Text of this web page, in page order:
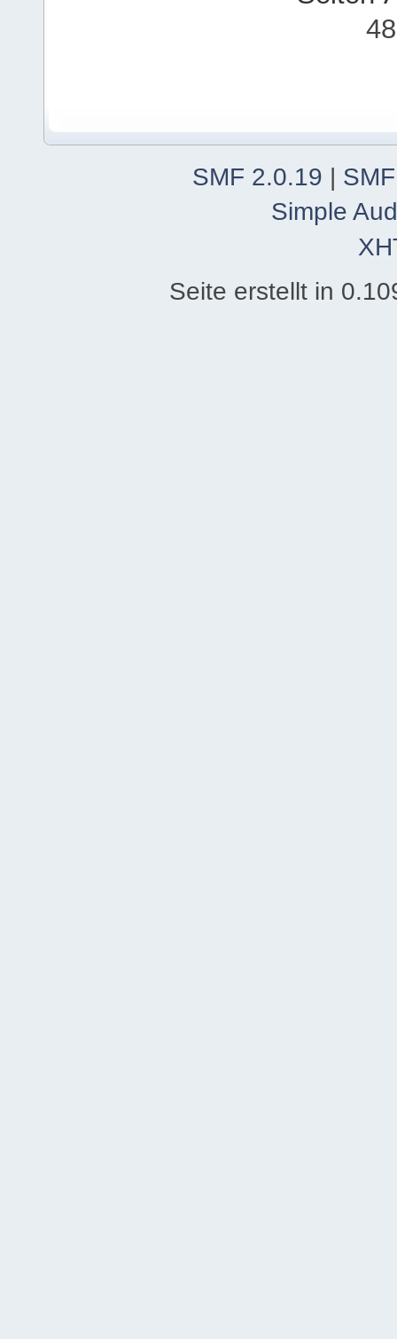
SMF 2.0.19 |
Simple
Seite erstellt in